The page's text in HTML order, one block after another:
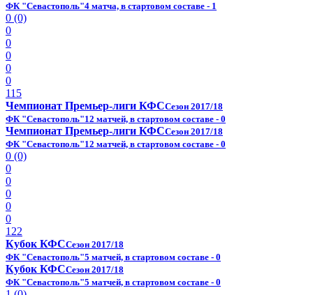
ФК "Севастополь"4 матча, в стартовом составе - 1
0 (0)
0
0
0
0
0
115
Чемпионат Премьер-лиги КФССезон 2017/18
ФК "Севастополь"12 матчей, в стартовом составе - 0
Чемпионат Премьер-лиги КФССезон 2017/18
ФК "Севастополь"12 матчей, в стартовом составе - 0
0 (0)
0
0
0
0
0
122
Кубок КФССезон 2017/18
ФК "Севастополь"5 матчей, в стартовом составе - 0
Кубок КФССезон 2017/18
ФК "Севастополь"5 матчей, в стартовом составе - 0